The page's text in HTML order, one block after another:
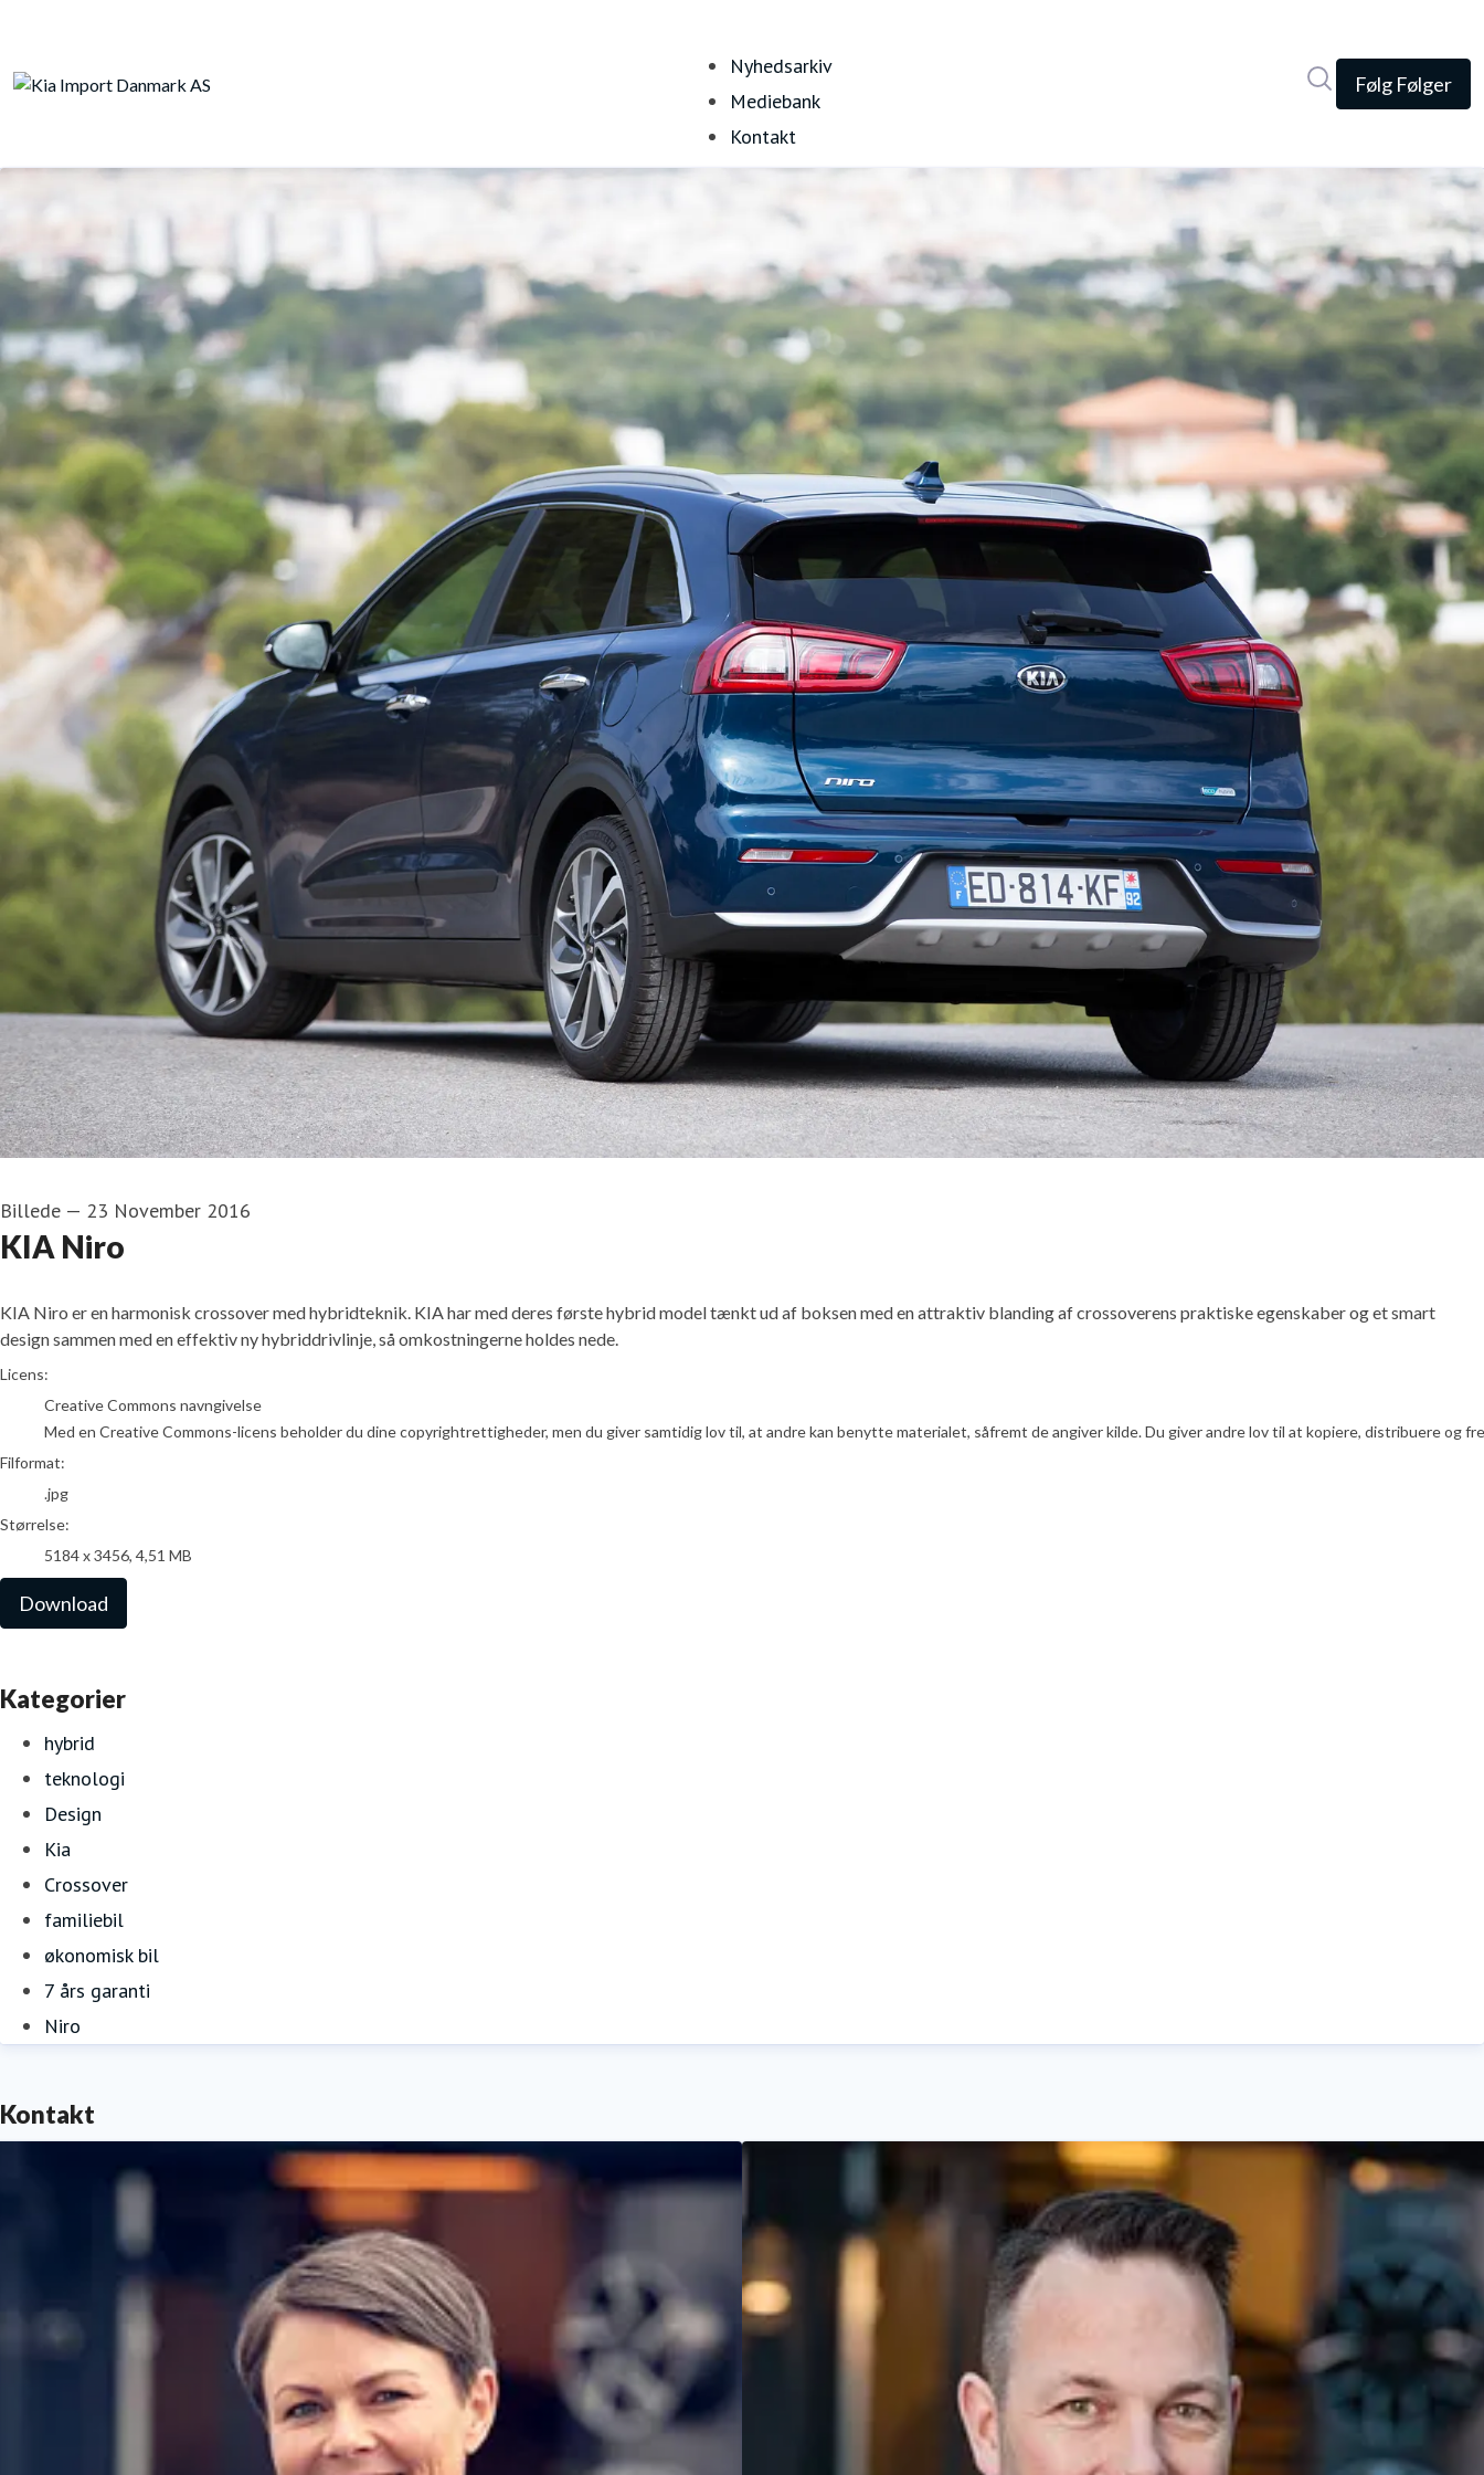
Nyhedsarkiv
Mediebank
Kontakt
Følg Følger
Billede — 23 November 2016
KIA Niro
KIA Niro er en harmonisk crossover med hybridteknik. KIA har med deres første hybrid model tænkt ud af boksen med en attraktiv blanding af crossoverens praktiske egenskaber og et smart
design sammen med en effektiv ny hybriddrivlinje, så omkostningerne holdes nede.
go to media item
Licens:
Creative Commons navngivelse
Med en Creative Commons-licens beholder du dine copyrightrettigheder, men du giver samtidig lov til, at andre kan benytte materialet, såfremt de angiver kilde. Du giver andre lov til at kopiere, distribuere og
Filformat:
.jpg
Størrelse:
5184 x 3456, 4,51 MB
Download
Kategorier
hybrid
teknologi
Design
Kia
Crossover
familiebil
økonomisk bil
7 års garanti
Niro
Kontakt